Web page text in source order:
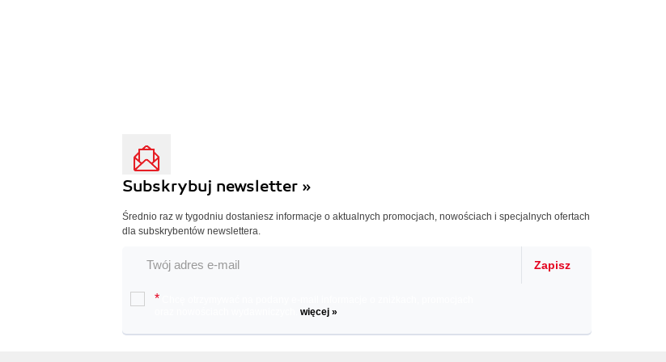
Subskrybuj newsletter »
Średnio raz w tygodniu dostaniesz informacje o aktualnych promocjach, nowościach i specjalnych ofertach
dla subskrybentów newslettera.
Zapisz
*
więcej »